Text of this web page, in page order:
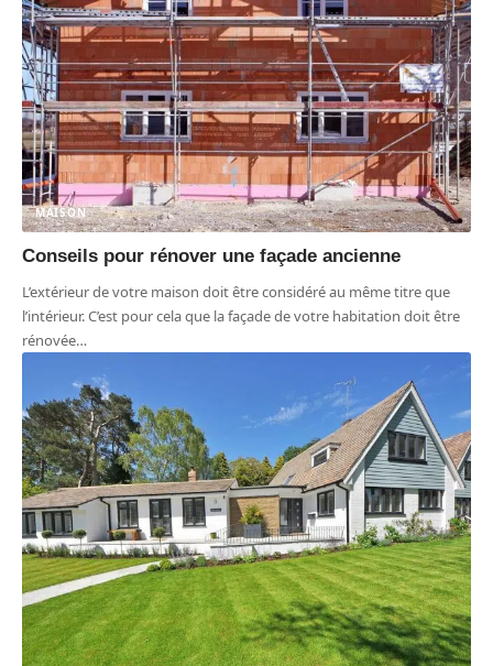
MAISON
Conseils pour rénover une façade ancienne
L’extérieur de votre maison doit être considéré au même titre que
l’intérieur. C’est pour cela que la façade de votre habitation doit être
rénovée…